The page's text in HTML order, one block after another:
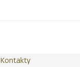
Kontakty